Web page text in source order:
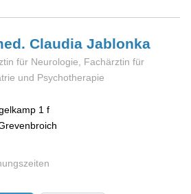
ClaudiaJablonka
für Neurologie, Fachärztin für
und Psychotherapie
1 f